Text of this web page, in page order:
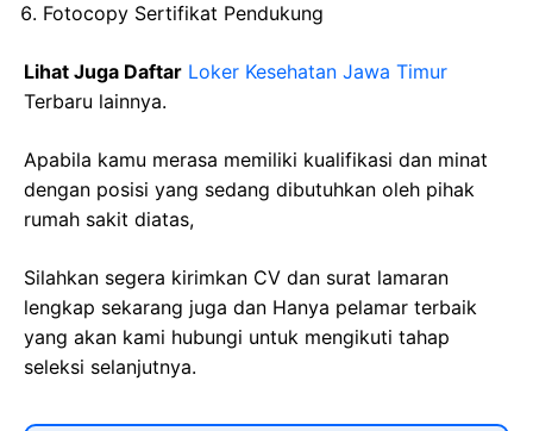
Fotocopy Sertifikat Pendukung
Lihat Juga Daftar Loker Kesehatan Jawa Timur
Terbaru lainnya.
Apabila kamu merasa memiliki kualifikasi dan minat
dengan posisi yang sedang dibutuhkan oleh pihak
rumah sakit diatas,
Silahkan segera kirimkan CV dan surat lamaran
lengkap sekarang juga dan Hanya pelamar terbaik
yang akan kami hubungi untuk mengikuti tahap
seleksi selanjutnya.